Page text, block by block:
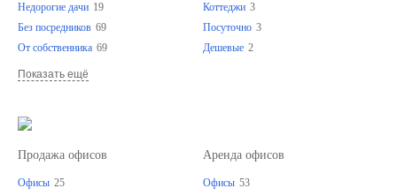
Недорогие дачи 19
Без посредников 69
От собственника 69
Показать ещё
Коттеджи 3
Посуточно 3
Дешевые 2
Продажа офисов
Офисы 25
Аренда офисов
Офисы 53